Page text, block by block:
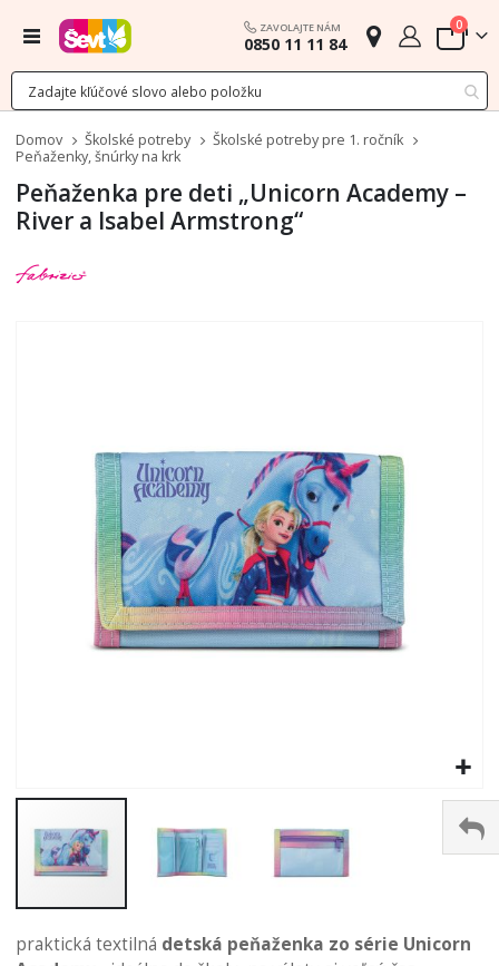
Menu ZAVOLAJTE NÁM
0850 11 11 84 Cart
0
Domov Školské potreby
Školské potreby pre 1. ročník
Peňaženky, šnúrky na krk
Peňaženka pre deti „Unicorn Academy –
River a Isabel Armstrong“
na
praktická textilná detská peňaženka zo série Unicorn